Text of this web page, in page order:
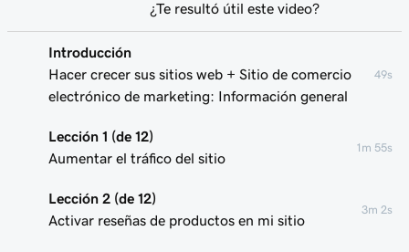
Introducción
Hacer crecer sus sitios web + Sitio de comercio
electrónico de marketing: Información general
49s
Lección 1 (de 12)
Aumentar el tráfico del sitio
1m 55s
Lección 2 (de 12)
Activar reseñas de productos en mi sitio
3m 2s
¿Te resultó útil este video?